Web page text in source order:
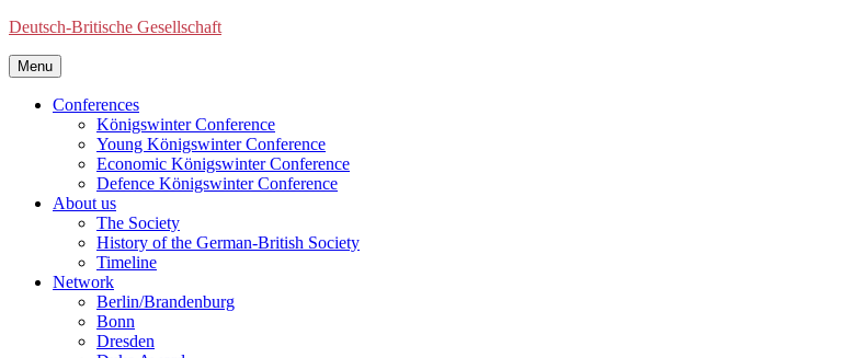
Deutsch-Britische Gesellschaft
Menu
Conferences
Königswinter Conference
Young Königswinter Conference
Economic Königswinter Conference
Defence Königswinter Conference
About us
The Society
History of the German-British Society
Timeline
Network
Berlin/Brandenburg
Bonn
Dresden